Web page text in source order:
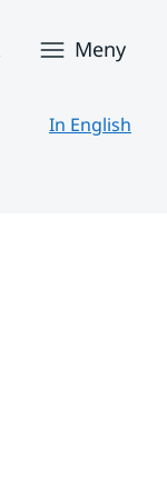
Meny
In English